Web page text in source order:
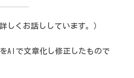
しくお話ししています。）
AIで文章化し修正したもので